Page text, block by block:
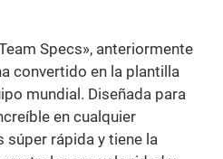
Specs», anteriormente
convertido en la plantilla
mundial. Diseñada para
en cualquier
súper rápida y tiene la